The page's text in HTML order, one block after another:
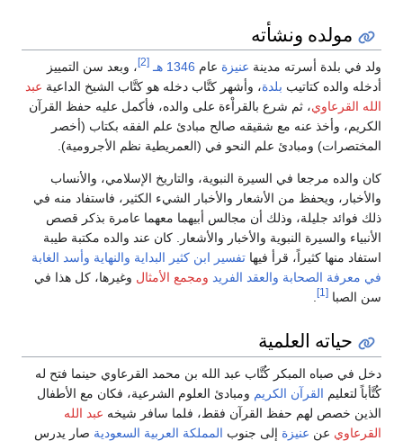
مولده ونشأته
ولد في بلدة أسرته مدينة عنيزة عام 1346 هـ [2]
، وبعد سن التمييز
أدخله والده كتاتيب بلدة، وأشهر كتَّاب دخله هو كتَّاب الشيخ الداعية عبد
الله القرعاوي، ثم شرع بالقراْءة على والده، فأكمل عليه حفظ القرآن
الكريم، وأخذ عنه مع شقيقه صالح مبادئ علم الفقه بكتاب (أخصر
المختصرات) ومبادئ علم النحو في (العمريطية نظم الأجرومية).
كان والده مرجعا في السيرة النبوية، والتاريخ الإسلامي، والأنساب
والأخبار، ويحفظ من الأشعار والأخبار الشيء الكثير، فاستفاد منه في
ذلك فوائد جليلة، وذلك أن مجالس أبيهما معهما عامرة بذكر قصص
الأنبياء والسيرة النبوية والأخبار والأشعار. كان عند والده مكتبة طيبة
استفاد منها كثيراً، قرأ فيها تفسير ابن كثير البداية والنهاية وأسد الغابة
في معرفة الصحابة والعقد الفريد ومجمع الأمثال وغيرها، كل هذا في
سن الصبا [1]
.
حياته العلمية
دخل في صباه المبكر كُتَّاب عبد الله بن محمد القرعاوي حينما فتح له
كُتَّأباً لتعليم القرآن الكريم ومبادئ العلوم الشرعية، فكان مع الأطفال
الذين خصص لهم حفظ القرآن فقط، فلما سافر شيخه عبد الله
القرعاوي عن عنيزة إلى جنوب المملكة العربية السعودية صار يدرس